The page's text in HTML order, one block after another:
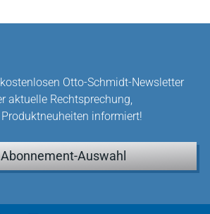
Otto-Schmidt-Newsletter
aktuelle Rechtsprechung,
informiert!
Auswahl